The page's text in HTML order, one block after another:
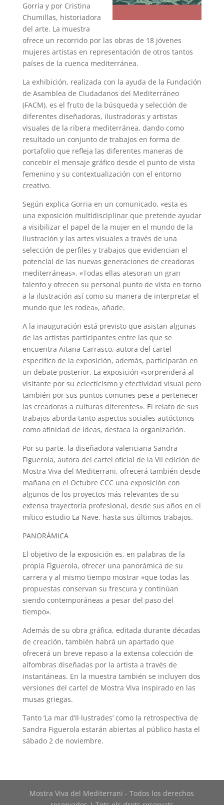
Gorria y por Cristina
Chumillas, historiadora
del arte. La muestra
ofrece un recorrido por las obras de 18 jóvenes
mujeres artistas en representación de otros tantos
países de la cuenca mediterránea.
La exhibición, realizada con la ayuda de la Fundación
de Asamblea de Ciudadanos del Mediterráneo
(FACM), es el fruto de la búsqueda y selección de
diferentes diseñadoras, ilustradoras y artistas
visuales de la ribera mediterránea, dando como
resultado un conjunto de trabajos en forma de
portafolio que refleja las diferentes maneras de
concebir el mensaje gráfico desde el punto de vista
femenino y su contextualización con el entorno
creativo.
Según explica Gorria en un comunicado, «esta es
una exposición multidisciplinar que pretende ayudar
a visibilizar el papel de la mujer en el mundo de la
ilustración y las artes visuales a través de una
selección de perfiles y trabajos que evidencian el
potencial de las nuevas generaciones de creadoras
mediterráneas». «Todas ellas atesoran un gran
talento y ofrecen su personal punto de vista en torno
a la ilustración así como su manera de interpretar el
mundo que les rodea», añade.
A la inauguración está previsto que asistan algunas
de las artistas participantes entre las que se
encuentra Aitana Carrasco, autora del cartel
específico de la exposición, además, participarán en
un debate posterior. La exposición «sorprenderá al
visitante por su eclecticismo y efectividad visual pero
también por sus puntos comunes pese a pertenecer
las creadoras a culturas diferentes». El relato de sus
trabajos aborda tanto aspectos sociales autóctonos
como afinidad de ideas, destaca la organización.
Por su parte, la diseñadora valenciana Sandra
Figuerola, autora del cartel oficial de la VII edición de
Mostra Viva del Mediterrani, ofrecerá también desde
mañana en el Octubre CCC una exposición con
algunos de los proyectos más relevantes de su
extensa trayectoria profesional, desde sus años en el
mítico estudio La Nave, hasta sus últimos trabajos.
PANORÁMICA
El objetivo de la exposición es, en palabras de la
propia Figuerola, ofrecer una panorámica de su
carrera y al mismo tiempo mostrar «que todas las
propuestas conservan su frescura y continúan
siendo contemporáneas a pesar del paso del
tiempo».
Además de su obra gráfica, editada durante décadas
de creación, también habrá un apartado que
ofrecerá un breve repaso a la extensa colección de
alfombras diseñadas por la artista a través de
instantáneas. En la muestra también se incluyen dos
versiones del cartel de Mostra Viva inspirado en las
musas griegas.
Tanto ‘La mar d’Il·lustrades’ como la retrospectiva de
Sandra Figuerola estarán abiertas al público hasta el
sábado 2 de noviembre.
Mostra Viva del Mediterrani - Todos los derechos